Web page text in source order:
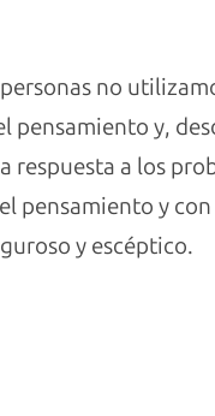
no
y,
a los
pensamiento y
y escéptico.